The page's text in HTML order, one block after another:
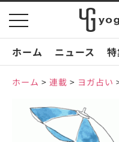
toggle
navigation
ホーム
ニュース
ホーム > 連載 > ヨガ占い